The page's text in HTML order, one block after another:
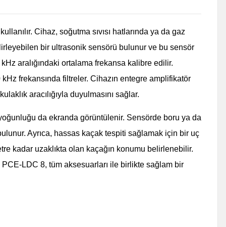
Cihaz, soğutma sıvısı hatlarında ya da gaz
bir ultrasonik sensörü bulunur ve bu sensör
aralığındaki ortalama frekansa kalibre edilir.
frekansında filtreler. Cihazın entegre amplifikatör
aracılığıyla duyulmasını sağlar.
da ekranda görüntülenir. Sensörde boru ya da
Ayrıca, hassas kaçak tespiti sağlamak için bir uç
kadar uzaklıkta olan kaçağın konumu belirlenebilir.
LDC 8, tüm aksesuarları ile birlikte sağlam bir